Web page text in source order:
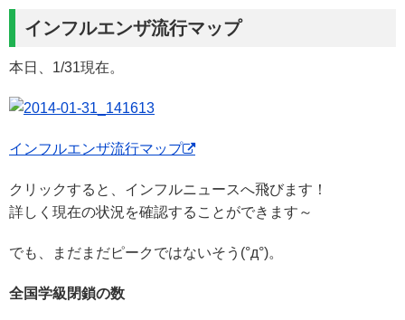
インフルエンザ流行マップ
本日、1/31現在。
インフルエンザ流行マップ
クリックすると、インフルニュースへ飛びます！
詳しく現在の状況を確認することができます～
でも、まだまだピークではないそう(°д°)。
全国学級閉鎖の数